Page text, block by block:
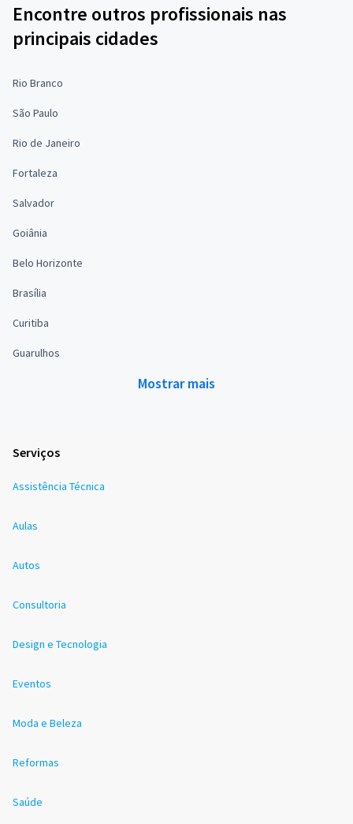
Encontre outros profissionais nas
principais cidades
Rio Branco
São Paulo
Rio de Janeiro
Fortaleza
Salvador
Goiânia
Belo Horizonte
Brasília
Curitiba
Guarulhos
Mostrar mais
Serviços
Assistência Técnica
Aulas
Autos
Consultoria
Design e Tecnologia
Eventos
Moda e Beleza
Reformas
Saúde